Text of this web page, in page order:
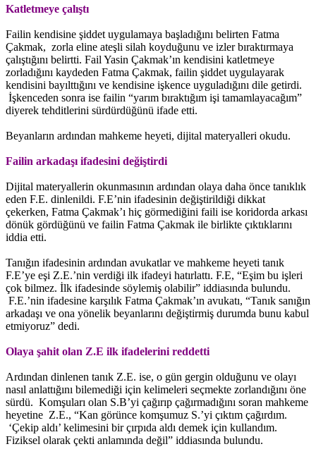
Katletmeye çalıştı
Failin kendisine şiddet uygulamaya başladığını belirten Fatma
Çakmak, zorla eline ateşli silah koyduğunu ve izler bıraktırmaya
çalıştığını belirtti. Fail Yasin Çakmak’ın kendisini katletmeye
zorladığını kaydeden Fatma Çakmak, failin şiddet uygulayarak
kendisini bayılttığını ve kendisine işkence uyguladığını dile getirdi.
İşkenceden sonra ise failin “yarım bıraktığım işi tamamlayacağım”
diyerek tehditlerini sürdürdüğünü ifade etti.
Beyanların ardından mahkeme heyeti, dijital materyalleri okudu.
Failin arkadaşı ifadesini değiştirdi
Dijital materyallerin okunmasının ardından olaya daha önce tanıklık
eden F.E. dinlenildi. F.E’nin ifadesinin değiştirildiği dikkat
çekerken, Fatma Çakmak’ı hiç görmediğini faili ise koridorda arkası
dönük gördüğünü ve failin Fatma Çakmak ile birlikte çıktıklarını
iddia etti.
Tanığın ifadesinin ardından avukatlar ve mahkeme heyeti tanık
F.E’ye eşi Z.E.’nin verdiği ilk ifadeyi hatırlattı. F.E, “Eşim bu işleri
çok bilmez. İlk ifadesinde söylemiş olabilir” iddiasında bulundu.
F.E.’nin ifadesine karşılık Fatma Çakmak’ın avukatı, “Tanık sanığın
arkadaşı ve ona yönelik beyanlarını değiştirmiş durumda bunu kabul
etmiyoruz” dedi.
Olaya şahit olan Z.E ilk ifadelerini reddetti
Ardından dinlenen tanık Z.E. ise, o gün gergin olduğunu ve olayı
nasıl anlattığını bilemediği için kelimeleri seçmekte zorlandığını öne
sürdü. Komşuları olan S.B’yi çağırıp çağırmadığını soran mahkeme
heyetine Z.E., “Kan görünce komşumuz S.’yi çıktım çağırdım.
‘Çekip aldı’ kelimesini bir çırpıda aldı demek için kullandım.
Fiziksel olarak çekti anlamında değil” iddiasında bulundu.